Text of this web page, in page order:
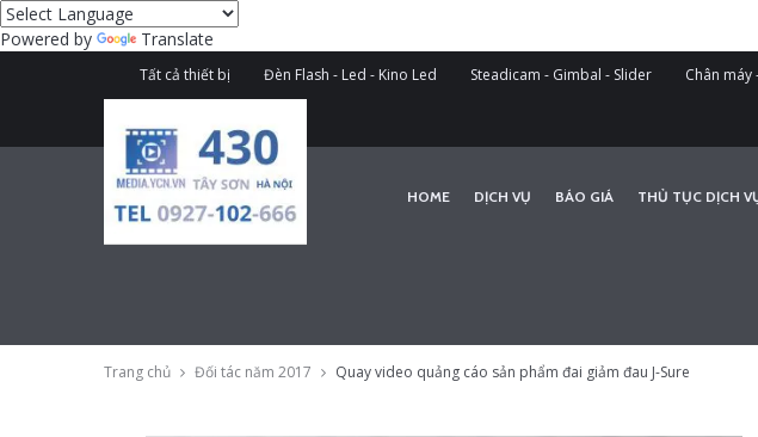
Powered by Translate
Tất cả thiết bị Đèn Flash - Led - Kino Led Steadicam - Gimbal - Slider Chân
HOME DỊCH VỤ BÁO GIÁ THỦ TỤC DỊCH
Trang chủ Đối tác năm 2017 Quay video quảng cáo sản phẩm đai giảm đau J-Sure